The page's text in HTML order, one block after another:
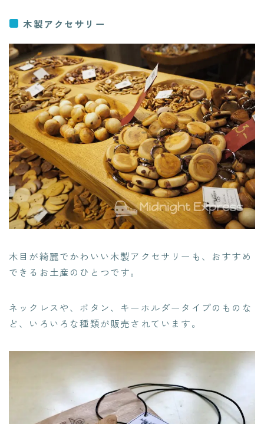
木製アクセサリー
木目が綺麗でかわいい木製アクセサリーも、おすすめ
できるお土産のひとつです。
ネックレスや、ボタン、キーホルダータイプのものな
ど、いろいろな種類が販売されています。